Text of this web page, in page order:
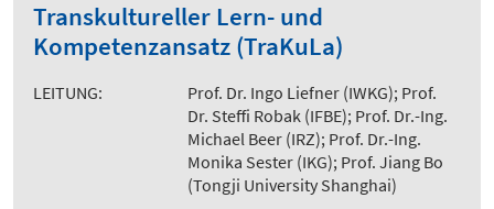
Transkultureller Lern- und
Kompetenzansatz (TraKuLa)
LEITUNG:
Prof. Dr. Ingo Liefner (IWKG); Prof.
Dr. Steffi Robak (IFBE); Prof. Dr.-Ing.
Michael Beer (IRZ); Prof. Dr.-Ing.
Monika Sester (IKG); Prof. Jiang Bo
(Tongji University Shanghai)